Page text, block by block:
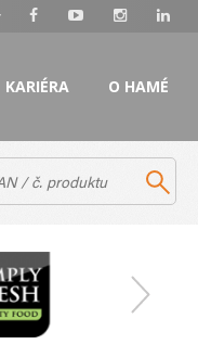
KARIÉRA O HAMÉ